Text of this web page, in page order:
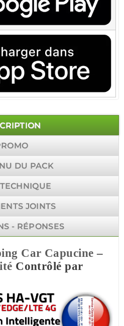
DU PACK
JOINTS
- RÉPONSES
Car Capucine –
Contrôlé par